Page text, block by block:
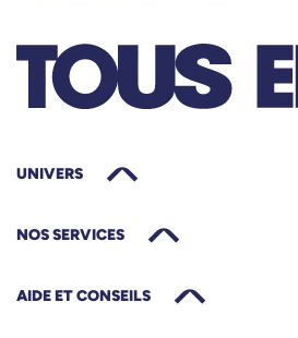
UNIVERS
NOS SERVICES
AIDE ET CONSEILS